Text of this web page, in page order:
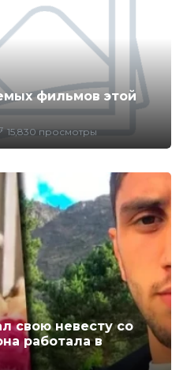
фильмов этой
15,830 просмотры
свою невесту со
работала в